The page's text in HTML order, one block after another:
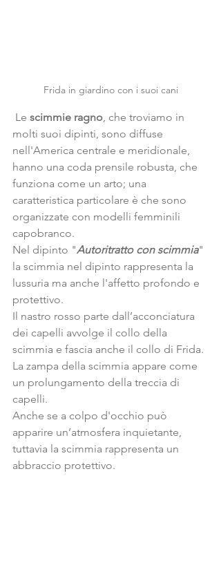
Frida in giardino con i suoi cani
Le scimmie ragno, che troviamo in
molti suoi dipinti, sono diffuse
nell'America centrale e meridionale,
hanno una coda prensile robusta, che
funziona come un arto; una
caratteristica particolare è che sono
organizzate con modelli femminili
capobranco.
Nel dipinto "Autoritratto con scimmia"
la scimmia nel dipinto rappresenta la
lussuria ma anche l'affetto profondo e
protettivo.
Il nastro rosso parte dall’acconciatura
dei capelli avvolge il collo della
scimmia e fascia anche il collo di Frida.
La zampa della scimmia appare come
un prolungamento della treccia di
capelli.
Anche se a colpo d'occhio può
apparire un’atmosfera inquietante,
tuttavia la scimmia rappresenta un
abbraccio protettivo.